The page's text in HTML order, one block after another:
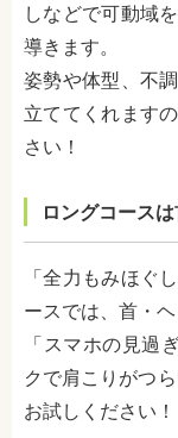
しなどで可動域
導きます。
姿勢や体型、不
立ててくれます
さい！
ロングコース
「全力もみほぐ
ースでは、首・
「スマホの見過
クで肩こりがつ
お試しください！